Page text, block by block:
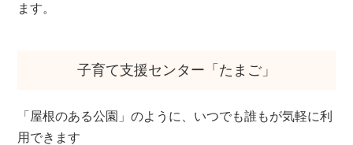
ます。
子育て支援センター「たまご」
「屋根のある公園」のように、いつでも誰もが気軽に利
用できます